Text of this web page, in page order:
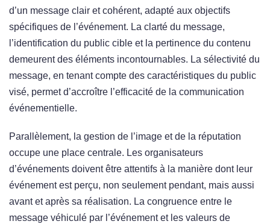
d’un message clair et cohérent, adapté aux objectifs
spécifiques de l’événement. La clarté du message,
l’identification du public cible et la pertinence du contenu
demeurent des éléments incontournables. La sélectivité du
message, en tenant compte des caractéristiques du public
visé, permet d’accroître l’efficacité de la communication
événementielle.
Parallèlement, la gestion de l’image et de la réputation
occupe une place centrale. Les organisateurs
d’événements doivent être attentifs à la manière dont leur
événement est perçu, non seulement pendant, mais aussi
avant et après sa réalisation. La congruence entre le
message véhiculé par l’événement et les valeurs de